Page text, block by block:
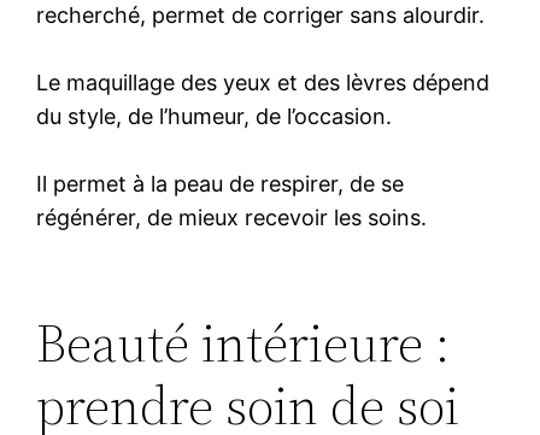
recherché, permet de corriger sans alourdir.
Le maquillage des yeux et des lèvres dépend
du style, de l’humeur, de l’occasion.
Il permet à la peau de respirer, de se
régénérer, de mieux recevoir les soins.
Beauté intérieure :
prendre soin de soi